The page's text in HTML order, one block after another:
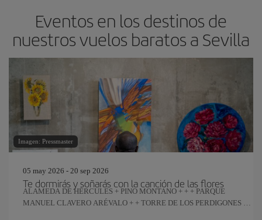
Eventos en los destinos de
nuestros vuelos baratos a Sevilla
Imagen: Pressmaster
05 may 2026 - 20 sep 2026
Te dormirás y soñarás con la canción de las flores
ALAMEDA DE HÉRCULES + PINO MONTANO + + + PARQUE
MANUEL CLAVERO ARÉVALO + + TORRE DE LOS PERDIGONES +